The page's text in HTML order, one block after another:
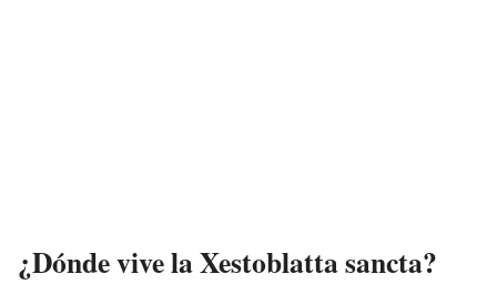
¿Dónde vive la Xestoblatta sancta?